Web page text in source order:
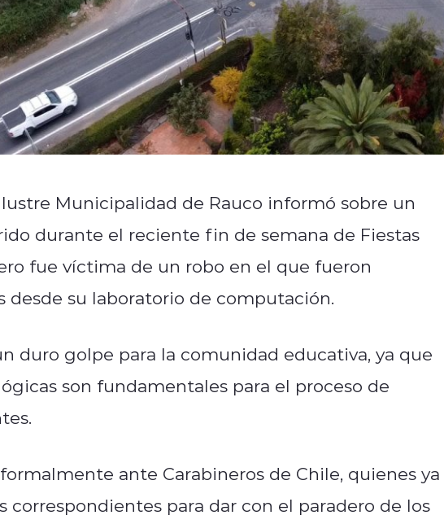
Municipalidad de Rauco informó sobre un
durante el reciente fin de semana de Fiestas
fue víctima de un robo en el que fueron
desde su laboratorio de computación.
duro golpe para la comunidad educativa, ya que
son fundamentales para el proceso de
ante Carabineros de Chile, quienes ya
correspondientes para dar con el paradero de los